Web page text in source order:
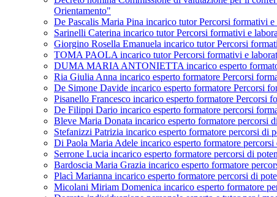
Orientamento"
De Pascalis Maria Pina incarico tutor Percorsi formativi
Sarinelli Caterina incarico tutor Percorsi formativi e
Giorgino Rosella Emanuela incarico tutor Percorsi
TOMA PAOLA incarico tutor Percorsi formativi e
DUMA MARIA ANTONIETTA incarico esperto
Ria Giulia Anna incarico esperto formatore Percorsi
De Simone Davide incarico esperto formatore Percorsi
Pisanello Francesco incarico esperto formatore
De Filippi Dario incarico esperto formatore percorsi
Bleve Maria Donata incarico esperto formatore percorsi
Stefanizzi Patrizia incarico esperto formatore percorsi di
Di Paola Maria Adele incarico esperto formatore
Serrone Lucia incarico esperto formatore percorsi di
Bardoscia Maria Grazia incarico esperto formatore
Placì Marianna incarico esperto formatore percorsi di
Micolani Miriam Domenica incarico esperto formatore